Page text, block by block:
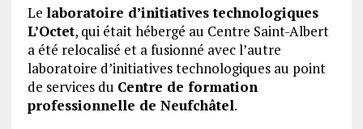
Le laboratoire d’initiatives technologiques
L’Octet, qui était hébergé au Centre Saint-Albert
a été relocalisé et a fusionné avec l’autre
laboratoire d’initiatives technologiques au point
de services du Centre de formation
professionnelle de Neufchâtel.